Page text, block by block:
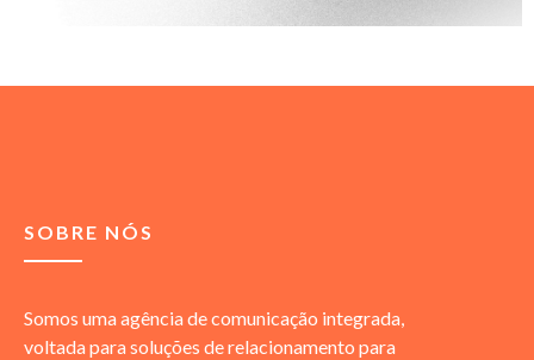
SOBRE NÓS
Somos uma agência de comunicação integrada,
voltada para soluções de relacionamento para